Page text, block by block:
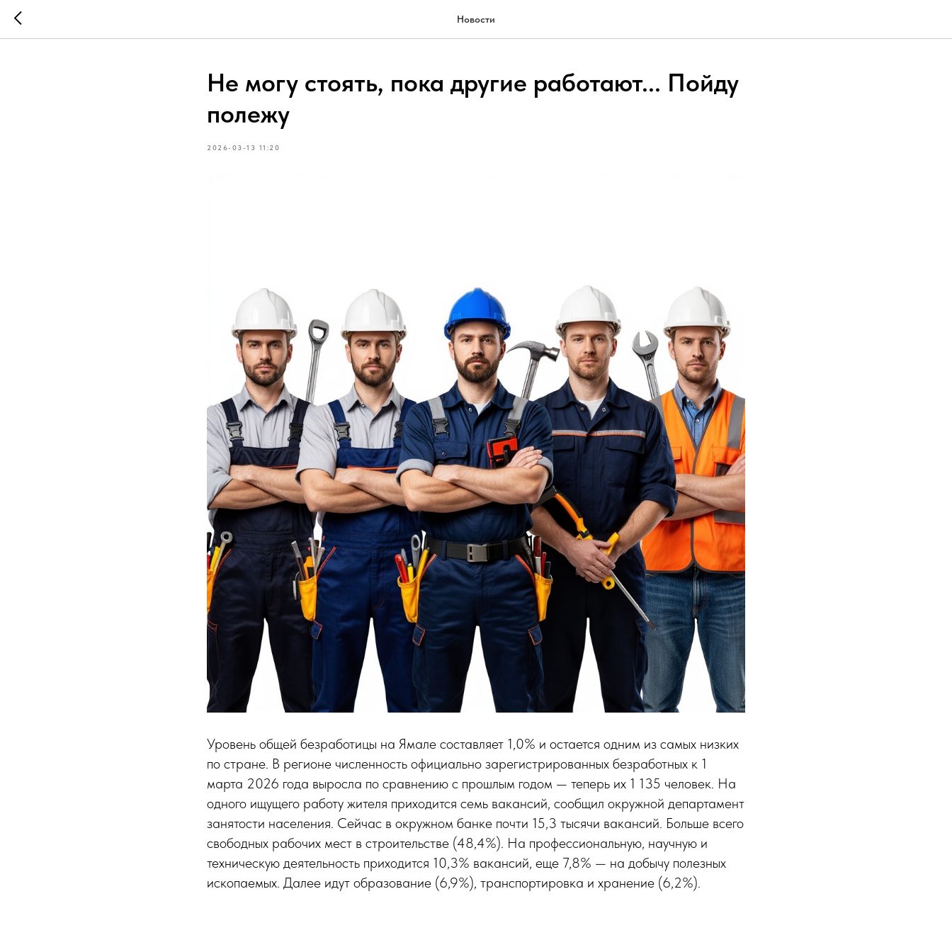
Новости
Не могу стоять, пока другие работают... Пойду
полежу
2026-03-13 11:20
Уровень общей безработицы на Ямале составляет 1,0% и остается одним из самых низких
по стране. В регионе численность официально зарегистрированных безработных к 1
марта 2026 года выросла по сравнению с прошлым годом — теперь их 1 135 человек. На
одного ищущего работу жителя приходится семь вакансий, сообщил окружной департамент
занятости населения. Сейчас в окружном банке почти 15,3 тысячи вакансий. Больше всего
свободных рабочих мест в строительстве (48,4%). На профессиональную, научную и
техническую деятельность приходится 10,3% вакансий, еще 7,8% — на добычу полезных
ископаемых. Далее идут образование (6,9%), транспортировка и хранение (6,2%).